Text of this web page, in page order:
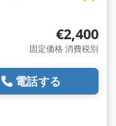
€2,400
固定価格 消費税別
電話する